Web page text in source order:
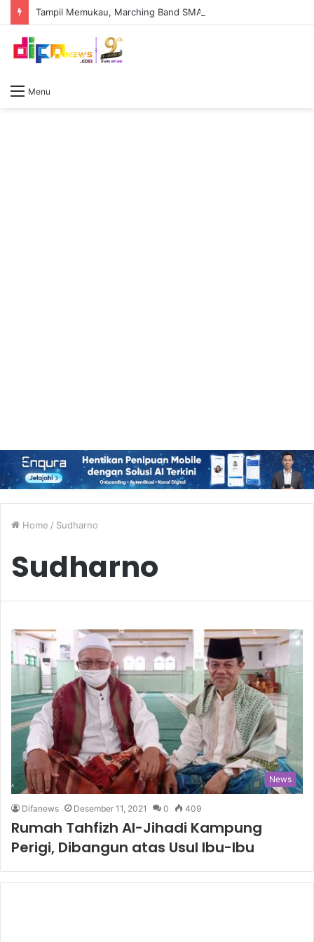
Menu
Home / Sudharno
Sudharno
News
Difanews Desember 11, 2021 0 409
Rumah Tahfizh Al-Jihadi Kampung
Perigi, Dibangun atas Usul Ibu-Ibu